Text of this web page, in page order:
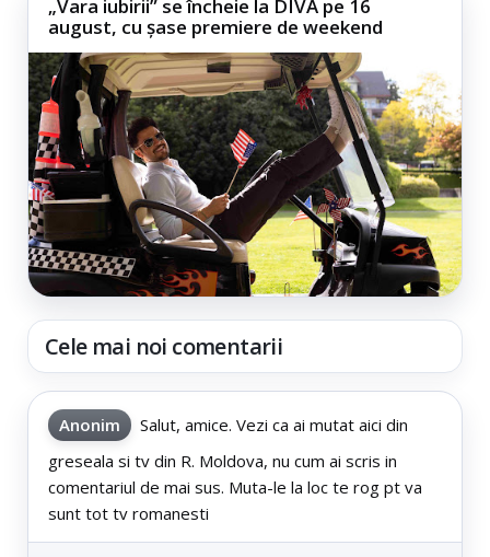
„Vara iubirii” se încheie la DIVA pe 16
august, cu șase premiere de weekend
Cele mai noi comentarii
Anonim
Salut, amice. Vezi ca ai mutat aici din
greseala si tv din R. Moldova, nu cum ai scris in
comentariul de mai sus. Muta-le la loc te rog pt va
sunt tot tv romanesti